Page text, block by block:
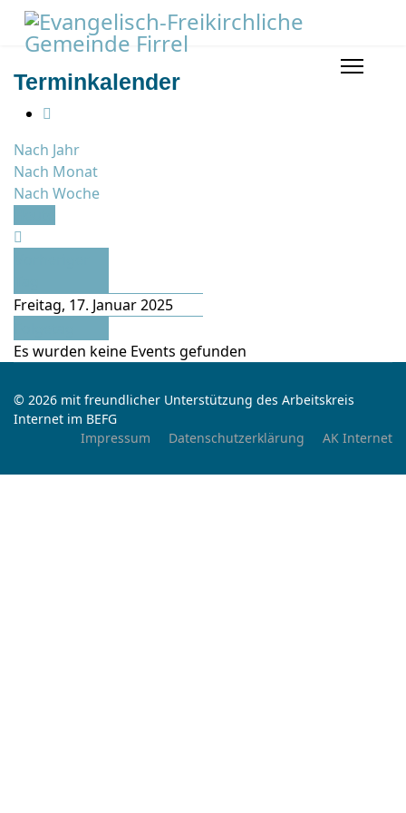
Terminkalender
Nach Jahr
Nach Monat
Nach Woche
Freitag, 17. Januar 2025
Es wurden keine Events gefunden
© 2026 mit freundlicher Unterstützung des Arbeitskreis
Internet im BEFG
Impressum
Datenschutzerklärung AK Internet